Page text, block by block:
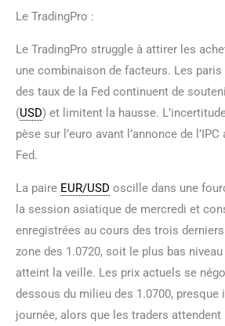
Le TradingPro :
Le TradingPro struggle à attirer les
une combinaison de facteurs. Les
des taux de la Fed continuent de
(USD) et limitent la hausse.
pèse sur l’euro avant l’annonce de
Fed.
La paire EUR/USD oscille dans une
la session asiatique de mercredi et
enregistrées au cours des trois
zone des 1.0720, soit le plus bas
atteint la veille. Les prix actuels se
dessous du milieu des 1.0700, presque
journée, alors que les traders